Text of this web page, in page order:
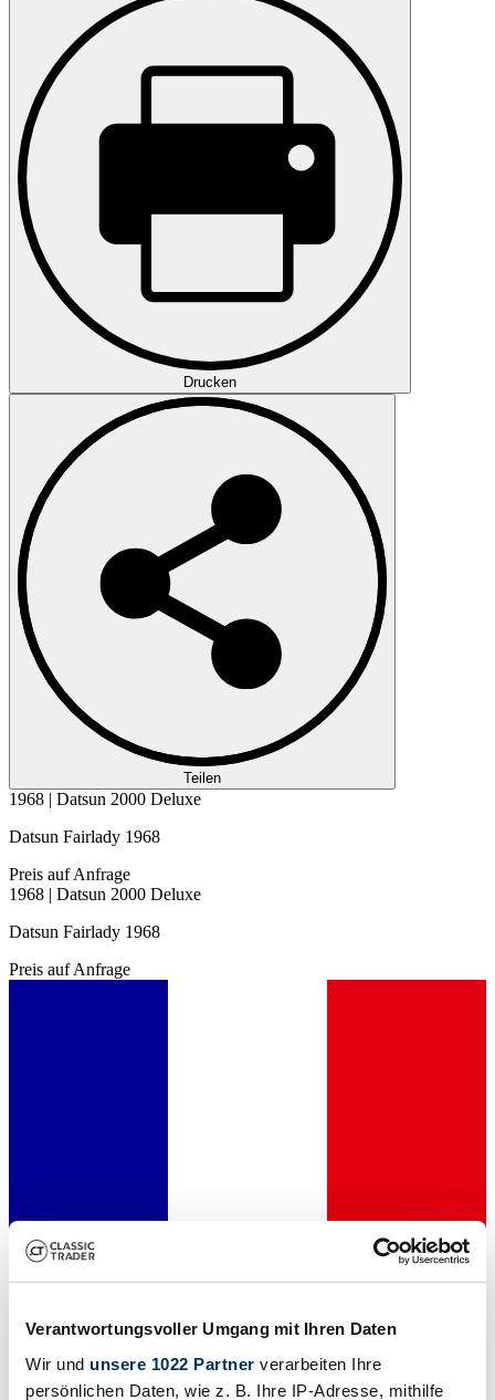
Verantwortungsvoller Umgang mit Ihren Daten
Wir und unsere 1022 Partner verarbeiten Ihre
persönlichen Daten, wie z. B. Ihre IP-Adresse, mithilfe
Drucken
Teilen
1968 | Datsun 2000 Deluxe
Datsun Fairlady 1968
Preis auf Anfrage
1968 | Datsun 2000 Deluxe
Datsun Fairlady 1968
Preis auf Anfrage